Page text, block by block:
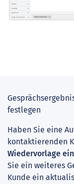
festlegen
Haben Sie eine
kontaktierenden
Wiedervorlage
Sie ein weiteres
Kunde ein